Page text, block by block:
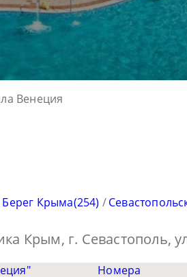
Крыма(254) /
Крым, г. Севастополь,
Номера